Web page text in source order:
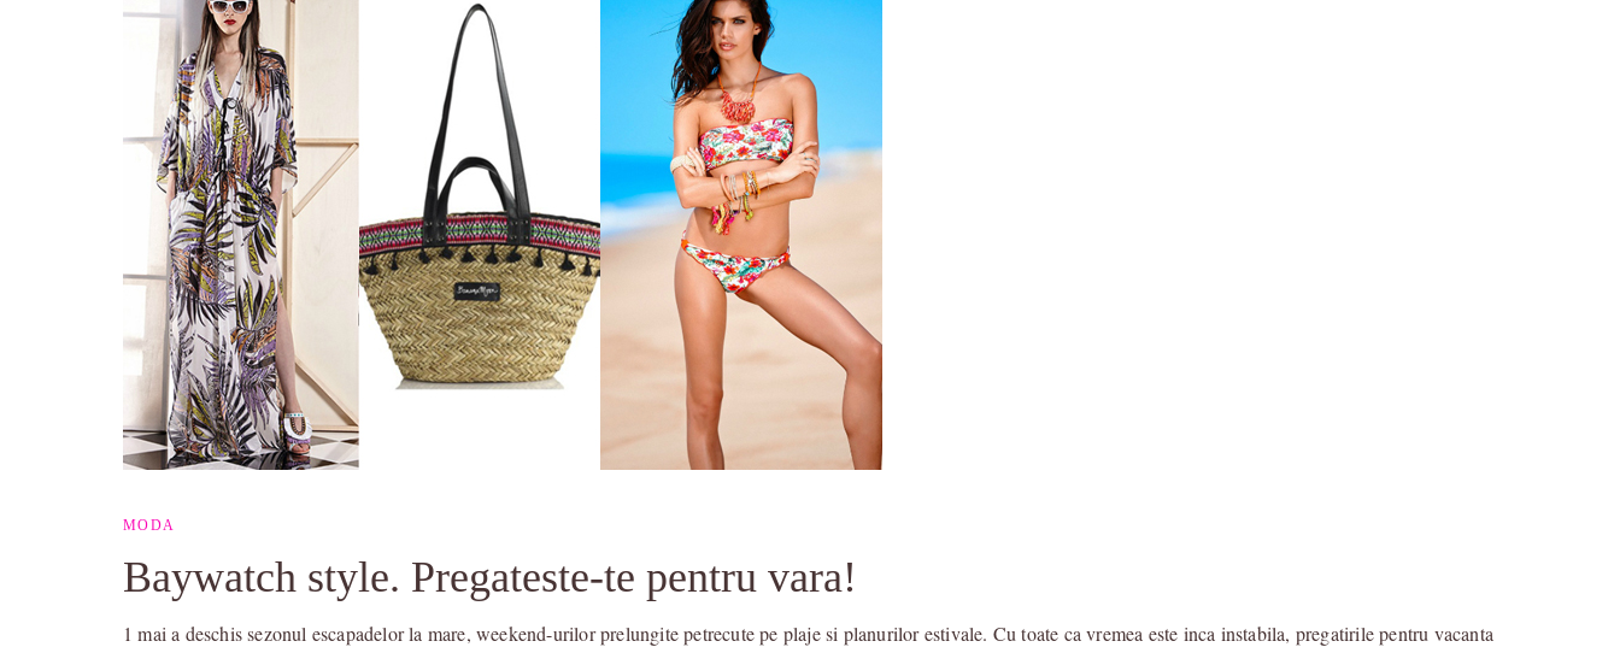
MODA
Baywatch style. Pregateste-te pentru vara!
1 mai a deschis sezonul escapadelor la mare, weekend-urilor prelungite petrecute pe plaje si planurilor estivale. Cu toate ca vremea este inca instabila, pregatirile pentru vacanta